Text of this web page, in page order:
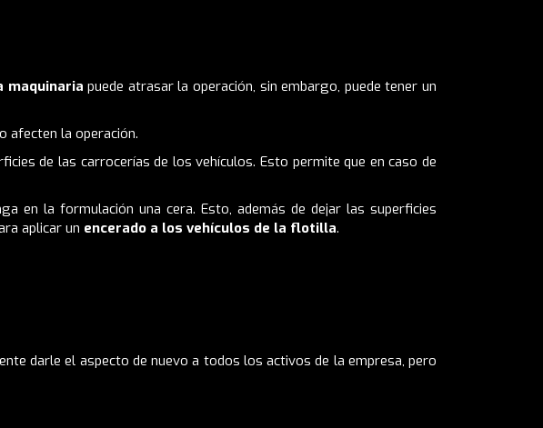
maquinaria puede atrasar la operación, sin embargo, puede tener un
afecten la operación.
de las carrocerías de los vehículos. Esto permite que en caso de
en la formulación una cera. Esto, además de dejar las superficies
aplicar un encerado a los vehículos de la flotilla.
darle el aspecto de nuevo a todos los activos de la empresa, pero